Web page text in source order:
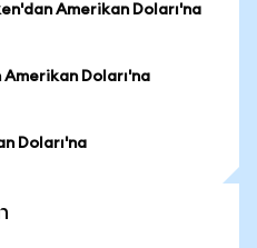
Amerikan Doları'na
Doları'na
Doları'na